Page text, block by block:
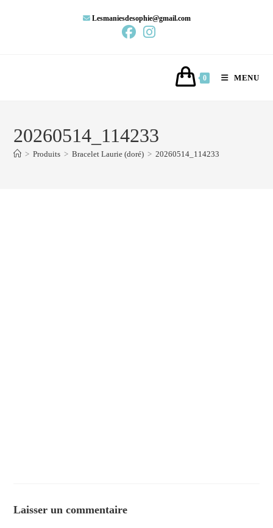
Lesmaniesdesophie@gmail.com
0 MENU
20260514_114233
> Produits > Bracelet Laurie (doré) > 20260514_114233
Laisser un commentaire